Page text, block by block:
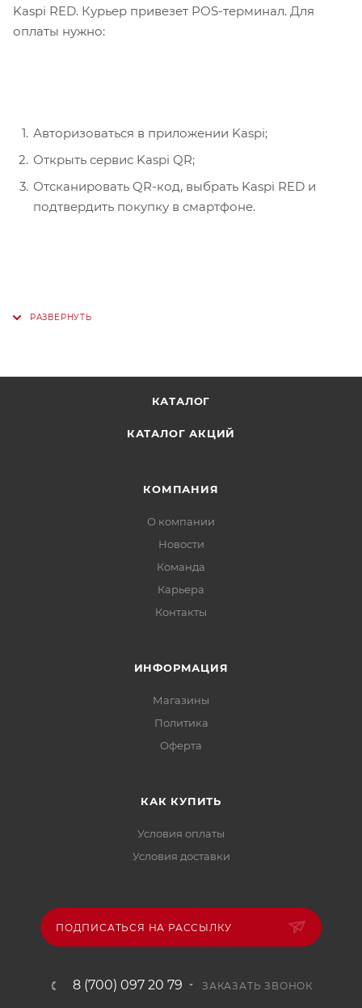
Kaspi RED. Курьер привезет POS-терминал. Для
оплаты нужно:
Авторизоваться в приложении Kaspi;
Открыть сервис Kaspi QR;
Отсканировать QR-код, выбрать Kaspi RED и
подтвердить покупку в смартфоне.
КАТАЛОГ
КАТАЛОГ АКЦИЙ
КОМПАНИЯ
О компании
Новости
Команда
Карьера
Контакты
ИНФОРМАЦИЯ
Магазины
Политика
Офертa
КАК КУПИТЬ
Условия оплаты
Условия доставки
ПОДПИСАТЬСЯ НА РАССЫЛКУ
8 (700) 097 20 79 ЗАКАЗАТЬ ЗВОНОК